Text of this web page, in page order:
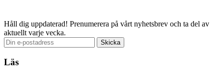
Håll dig uppdaterad! Prenumerera på vårt nyhetsbrev och ta del av
aktuellt varje vecka.
Läs